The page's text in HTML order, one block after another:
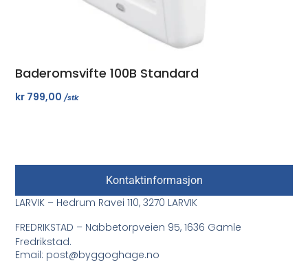
Baderomsvifte 100B Standard
kr 799,00 /stk
Kontaktinformasjon
LARVIK – Hedrum Ravei 110, 3270 LARVIK
FREDRIKSTAD – Nabbetorpveien 95, 1636 Gamle
Fredrikstad.
Email: post@byggoghage.no